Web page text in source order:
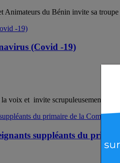
Animateurs du Bénin invite sa
(Covid -19)
voix et invite scrupuleusement les
suppléants du